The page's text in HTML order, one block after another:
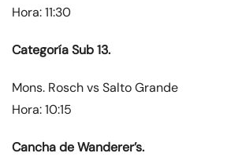
Hora: 11:30
Categoría Sub 13.
Mons. Rosch vs Salto Grande
Hora: 10:15
Cancha de Wanderer’s.